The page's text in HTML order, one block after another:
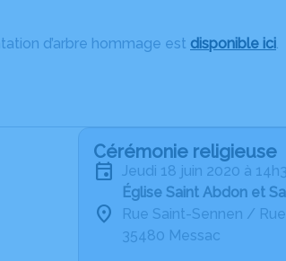
d’arbre hommage est disponible ici.
Cérémonie religieuse
jeudi 18 juin 2020 à
Église Saint Abdon et
Rue Saint-Sennen /
35480 Messac